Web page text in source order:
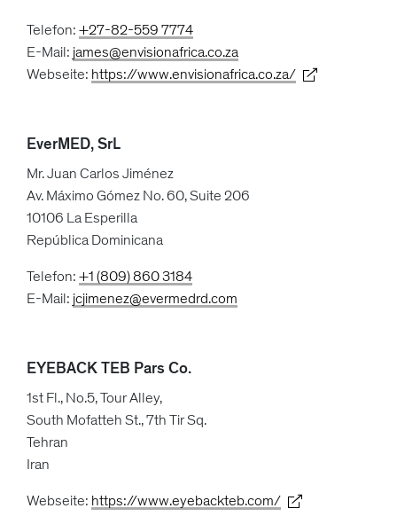
Telefon:+27-82-559 7774
E-Mail: james@envisionafrica.co.za
Webseite: https://www.envisionafrica.co.za/
EverMED, SrL
Mr. Juan Carlos Jiménez
Av. Máximo Gómez No. 60, Suite 206
10106 La Esperilla
República Dominicana
Telefon:+1 (809) 860 3184
E-Mail: jcjimenez@evermedrd.com
EYEBACK TEB Pars Co.
1st Fl., No.5, Tour Alley,
South Mofatteh St., 7th Tir Sq.
Tehran
Iran
Webseite: https://www.eyebackteb.com/